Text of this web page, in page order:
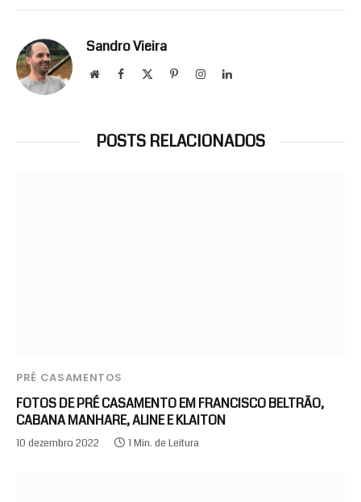
Sandro Vieira
WebsiteFacebook PinterestInstagramLinkedIn
POSTS RELACIONADOS
PRÉ CASAMENTOS
FOTOS DE PRÉ CASAMENTO EM FRANCISCO BELTRÃO,
CABANA MANHARE, ALINE E KLAITON
10 dezembro 2022 1 Min. de Leitura